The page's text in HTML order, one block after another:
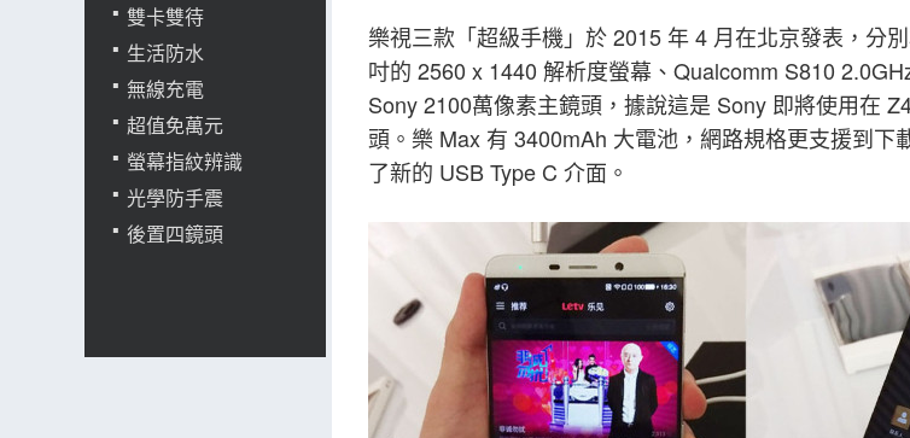
雙卡雙待
生活防水
無線充電
超值免萬元
螢幕指紋辨識
光學防手震
後置四鏡頭
樂視三款「超級手機」於 2015 年 4 月在北京發表，分
吋的 2560 x 1440 解析度螢幕、Qualcomm S810
Sony 2100萬像素主鏡頭，據說這是 Sony 即將使用在
頭。樂 Max 有 3400mAh 大電池，網路規格更支援到
了新的 USB Type C 介面。